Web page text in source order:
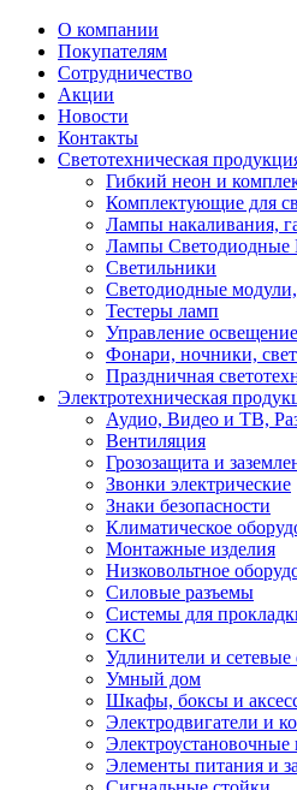
О компании
Покупателям
Сотрудничество
Акции
Новости
Контакты
Светотехническая
Гибкий неон и
Комплектующие для
Лампы накаливания,
Лампы Светодиодные
Светильники
Светодиодные
Тестеры ламп
Управление
Фонари, ночники,
Праздничная
Электротехническая
Аудио, Видео и ТВ,
Вентиляция
Грозозащита и
Звонки электрические
Знаки безопасности
Климатическое
Монтажные изделия
Низковольтное
Силовые разъемы
Системы для
СКС
Удлинители и
Умный дом
Шкафы, боксы и
Электродвигатели и
Электроустановочные
Элементы питания и